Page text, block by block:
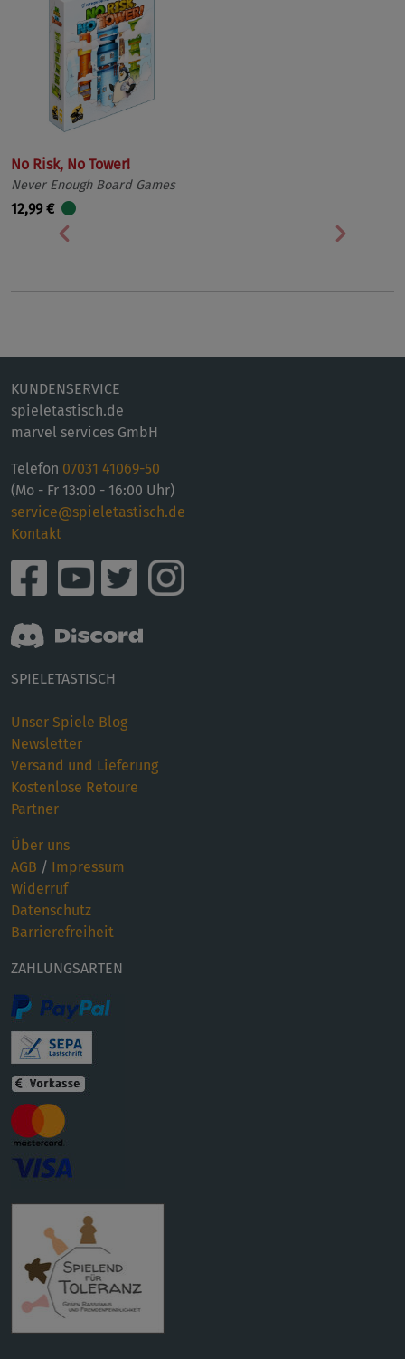
No Risk, No Tower!
Never Enough Board Games
12,99 €
Vorherige
KUNDENSERVICE
spieletastisch.de
marvel services GmbH
Telefon 07031 41069-50
(Mo - Fr 13:00 - 16:00 Uhr)
service@spieletastisch.de
Kontakt
SPIELETASTISCH
Unser Spiele Blog
Newsletter
Versand und Lieferung
Kostenlose Retoure
Partner
Über uns
AGB / Impressum
Widerruf
Datenschutz
Barrierefreiheit
ZAHLUNGSARTEN